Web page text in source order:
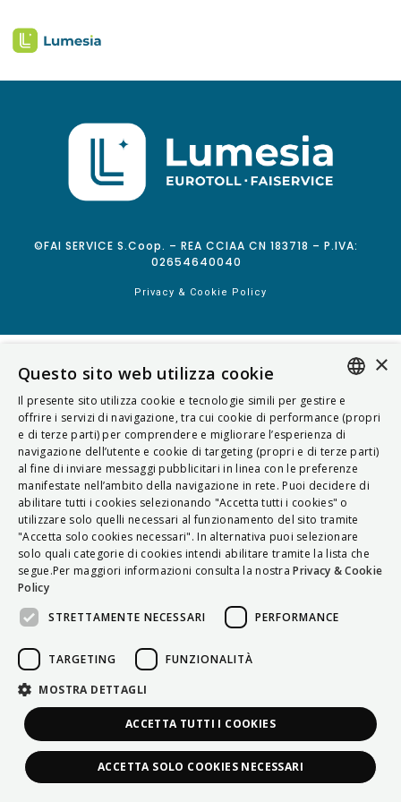
©FAI SERVICE S.Coop. – REA CCIAA CN 183718 – P.IVA:
02654640040
Privacy & Cookie Policy
ITALIAN
ENGLISH
FRENCH
HUNGARIAN
DEUTSCH
POLSKI
PORTUGUÊS
×
Questo sito web utilizza cookie
Il presente sito utilizza cookie e tecnologie simili per gestire e
offrire i servizi di navigazione, tra cui cookie di performance (propri
e di terze parti) per comprendere e migliorare l’esperienza di
navigazione dell’utente e cookie di targeting (propri e di terze parti)
al fine di inviare messaggi pubblicitari in linea con le preferenze
manifestate nell’ambito della navigazione in rete. Puoi decidere di
abilitare tutti i cookies selezionando "Accetta tutti i cookies" o
utilizzare solo quelli necessari al funzionamento del sito tramite
"Accetta solo cookies necessari". In alternativa puoi selezionare
solo quali categorie di cookies intendi abilitare tramite la lista che
segue.Per maggiori informazioni consulta la nostra Privacy & Cookie
Policy
STRETTAMENTE NECESSARI
PERFORMANCE
TARGETING FUNZIONALITÀ
MOSTRA DETTAGLI
ACCETTA TUTTI I COOKIES
ACCETTA SOLO COOKIES NECESSARI